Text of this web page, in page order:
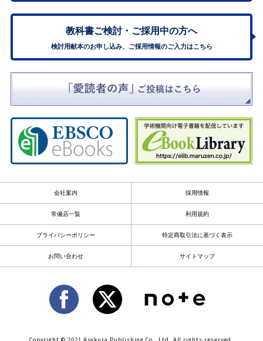
教科書ご検討・ ご採用中の方へ
検討用献本のお申し込み、ご採用情報のご入力はこちら
会社案内 採用情報
常備店一覧 利用規約
プライバシーポリシー 特定商取引法に基づく表示
お問い合わせ サイトマップ